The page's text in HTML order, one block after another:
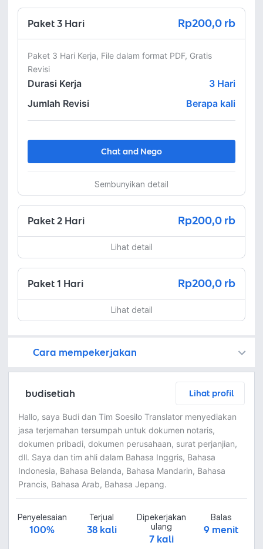
Paket 3 Hari Rp200,0 rb
Paket 3 Hari Kerja, File dalam format PDF, Gratis
Revisi
Durasi Kerja 3 Hari
Jumlah Revisi
Berapa kali
Chat and Nego
Sembunyikan detail
Paket 2 Hari Rp200,0 rb
Lihat detail
Paket 1 Hari Rp200,0 rb
Lihat detail
Cara mempekerjakan
budisetiah Lihat profil
Hallo, saya Budi dan Tim Soesilo Translator menyediakan
jasa terjemahan tersumpah untuk dokumen notaris,
dokumen pribadi, dokumen perusahaan, surat perjanjian,
dll. Saya dan tim ahli dalam Bahasa Inggris, Bahasa
Indonesia, Bahasa Belanda, Bahasa Mandarin, Bahasa
Prancis, Bahasa Arab, Bahasa Jepang.
Penyelesaian
100%
Terjual
38 kali
Dipekerjakan
ulang
7 kali
Balas
9 menit